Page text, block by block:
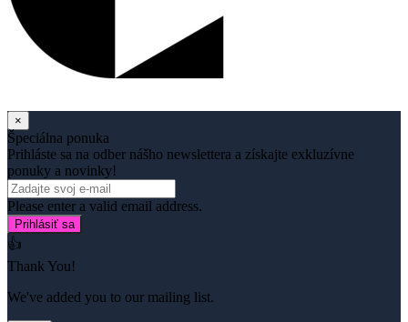
×
Špeciálna ponuka
Prihláste sa na odber nášho newslettera a získajte exkluzívne
ponuky a novinky!
Please enter a valid email address.
Prihlásiť sa
👍
Thank You!
We've added you to our mailing list.